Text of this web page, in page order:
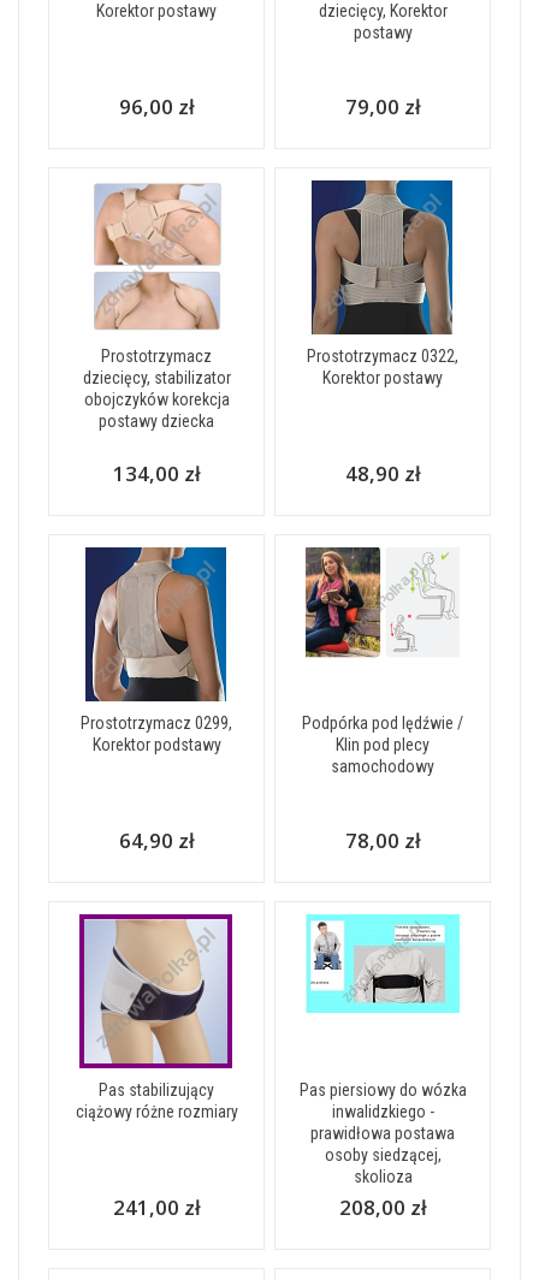
Korektor postawy
96,00 zł
dziecięcy, Korektor
postawy
79,00 zł
Prostotrzymacz
dziecięcy, stabilizator
obojczyków korekcja
postawy dziecka
134,00 zł
Prostotrzymacz 0322,
Korektor postawy
48,90 zł
Prostotrzymacz 0299,
Korektor podstawy
64,90 zł
Podpórka pod lędźwie /
Klin pod plecy
samochodowy
78,00 zł
Pas stabilizujący
ciążowy różne rozmiary
241,00 zł
Pas piersiowy do wózka
inwalidzkiego -
prawidłowa postawa
osoby siedzącej,
skolioza
208,00 zł